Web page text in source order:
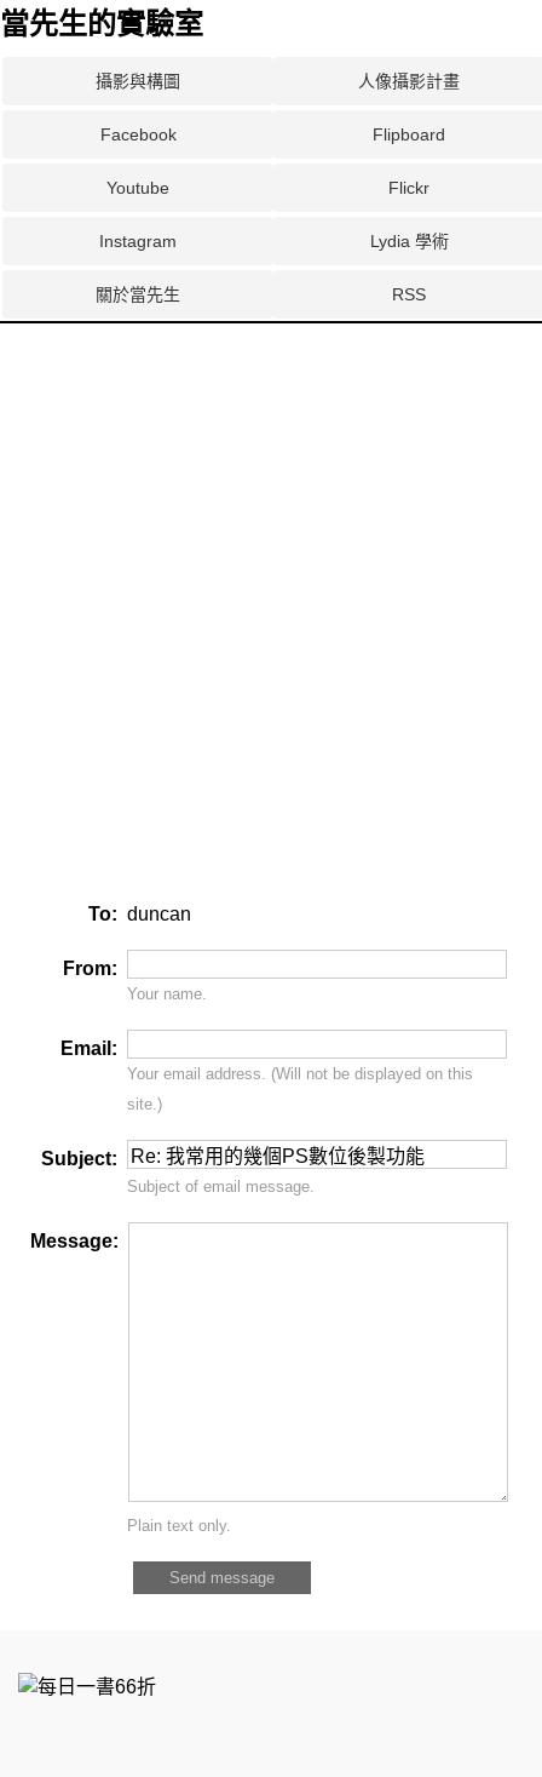
當先生的實驗室
攝影與構圖 人像攝影計畫
Facebook Flipboard
Youtube Flickr
Instagram Lydia 學術
關於當先生 RSS
To: duncan
From:
Your name.
Email:
Your email address. (Will notbe displayed on this
site.)
Subject:
Subject of email message.
Message:
Plain text only.